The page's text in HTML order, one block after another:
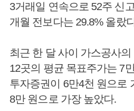
3거래일 연속으로 52주 신
개월 전보다는 29.8% 올랐
최근 한 달 사이 가스공사
12곳의 평균 목표주가는 7
투자증권이 6만4천 원으로
8만 원으로 가장 높았다.